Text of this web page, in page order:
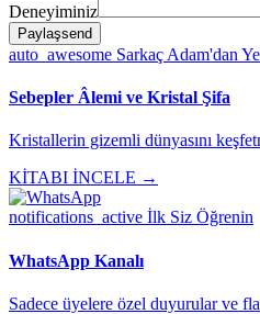
Deneyiminiz
Paylaşsend
auto_awesome Sarkaç Adam'dan
Sebepler Âlemi ve Kristal Şifa
Kristallerin gizemli dünyasını
KİTABI İNCELE →
notifications_active İlk Siz Öğrenin
WhatsApp Kanalı
Sadece üyelere özel duyurular ve